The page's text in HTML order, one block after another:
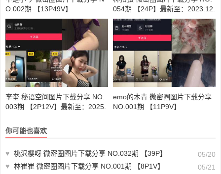
O.002期 【13P49V】
054期 【24P】最新至：2023.12.
26
李奎 秘语空间图片下载分享 NO.
003期 【2P12V】最新至：2025.
emo的木青 微密圈图片下载分享
NO.001期 【11P9V】
你可能也喜欢
♥ 桃沢樱呀 微密圈图片下载分享 NO.032期 【39P】
05/20
♥ 林崔崔 微密圈图片下载分享 NO.001期 【8P1V】
05/21